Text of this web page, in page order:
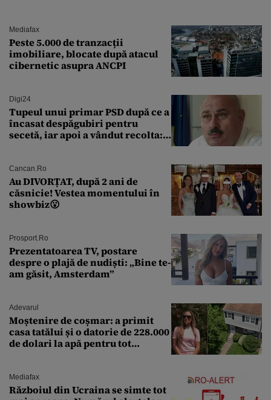
Mediafax
Peste 5.000 de tranzacții
imobiliare, blocate după atacul
cibernetic asupra ANCPI
Digi24
Tupeul unui primar PSD după ce a
încasat despăgubiri pentru
secetă, iar apoi a vândut recolta:
Cancan.ro
Au DIVORȚAT, după 2 ani de
căsnicie! Vestea momentului în
showbiz😮
Prosport.ro
Prezentatoarea TV, postare
despre o plajă de nudiști: „Bine te-
am găsit, Amsterdam”
Adevarul
Moștenire de coșmar: a primit
casa tatălui și o datorie de 228.000
de dolari la apă pentru tot
Mediafax
Războiul din Ucraina se simte tot